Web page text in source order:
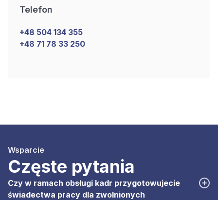
Telefon
+48 504 134 355
+48 71 78 33 250
Wsparcie
Częste pytania
Czy w ramach obsługi kadr przygotowujecie
świadectwa pracy dla zwolnionych